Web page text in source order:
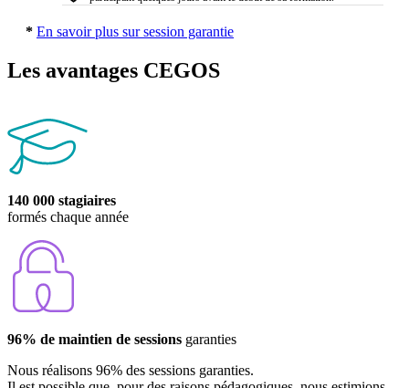
* En savoir plus sur session garantie
Les avantages CEGOS
140 000 stagiaires
formés chaque année
96% de maintien de sessions garanties
Nous réalisons 96% des sessions garanties.